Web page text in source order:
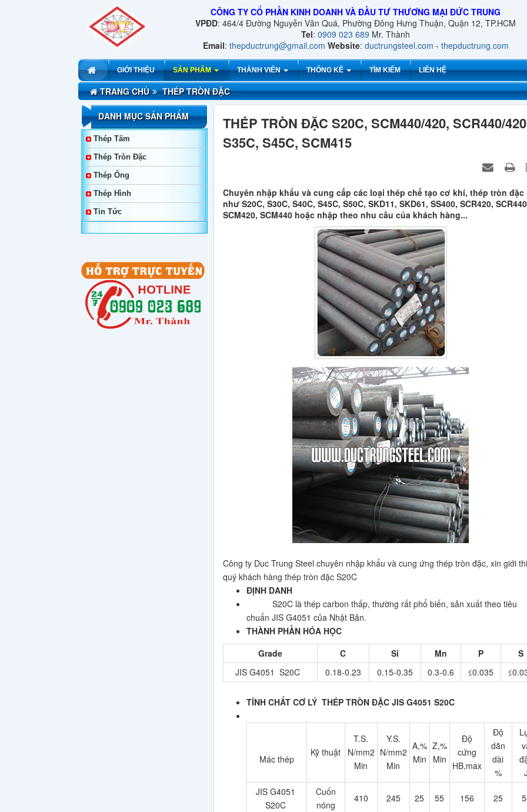
CÔNG TY CỔ PHẦN KINH DOANH VÀ ĐẦU TƯ THƯƠNG MẠI ĐỨC TRUNG
VPĐD: 464/4 Đường Nguyễn Văn Quá, Phường Đông Hưng Thuận, Quận 12, TP.HCM
Tel: 0909 023 689 Mr. Thành
Email: thepductrung@gmail.com Website: ductrungsteel.com - thepductrung.com
GIỚI THIỆU SẢN PHẨM THÀNH VIÊN THỐNG KÊ TÌM KIẾM LIÊN HỆ
TRANG CHỦ THÉP TRÒN ĐẶC
THÉP TRÒN ĐẶC S20C, SCM440/420, SCR440/
S35C, S45C, SCM415
Chuyên nhập khẩu và cung cấp các loại thép chế tạo cơ khí, thép tròn đặc
như S20C, S30C, S40C, S45C, S50C, SKD11, SKD61, SS400, SCR420,
SCM420, SCM440 hoặc nhập theo nhu cầu của khách hàng...
Công ty Duc Trung Steel chuyên nhập khẩu và cung ứng thép tròn đặc, xin giới
quý khách hàng thép tròn đặc S20C
ĐỊNH DANH
S20C là thép carbon thấp, thường rất phổ biến, sản xuất theo tiêu
chuẩn JIS G4051 của Nhật Bản.
THÀNH PHẦN HÓA HỌC
Grade
C Si Mn P
S
JIS G4051 S20C
0.18-0.23 0.15-0.35 0.3-0.6 ≤0.035
TÍNH CHẤT CƠ LÝ THÉP TRÒN ĐẶC JIS G4051 S20C
Mác thép
Kỹ thuật
T.S.
N/mm2
Min
Y.S.
N/mm2
Min
A,%
Min
Z,%
Min
Độ
cứng
HB,max
Độ
dãn
dài
%
J
JIS G4051
S20C
Cuốn
nóng
410 245 25 55 156 25
DANH MỤC SẢN PHẨM
Thép Tấm
Thép Tròn Đặc
Thép Ống
Thép Hình
Tin Tức